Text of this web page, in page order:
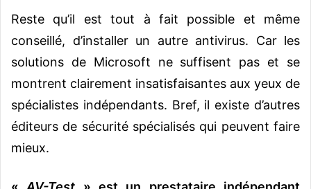
Reste qu’il est tout à fait possible et même
conseillé, d’installer un autre antivirus. Car les
solutions de Microsoft ne suffisent pas et se
montrent clairement insatisfaisantes aux yeux de
spécialistes indépendants. Bref, il existe d’autres
éditeurs de sécurité spécialisés qui peuvent faire
mieux.